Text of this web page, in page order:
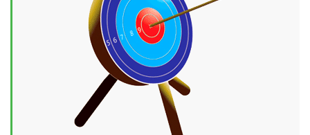
Công ty Việt Ads thành lập từ năm 2013
với bề dày kinh nghiệm sẽ tư vấn xây dựng và phát
triển thương hiệu của doanh nghiệp bạn với mức chi
phí mà bạn có thể đầu tư cho marketing online. Đội
ngũ kỹ thuật quảng cáo trực tuyến, SEO, lập trình
Web chuyên sâu trong nghề, được đào tạo bài bản tại